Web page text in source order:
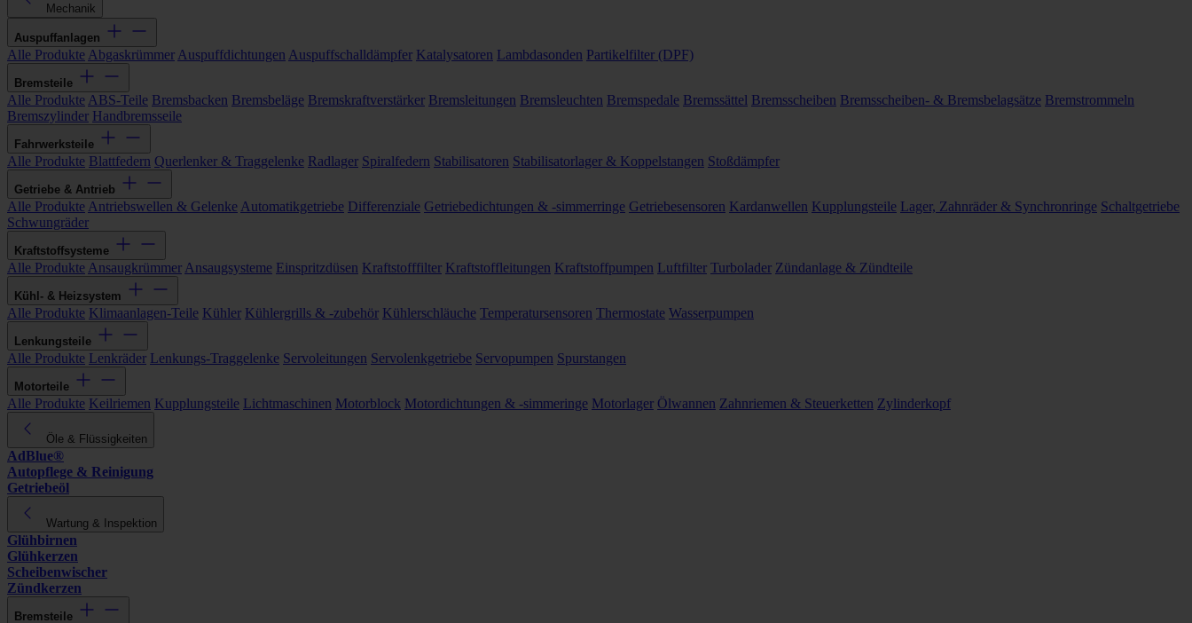
Mechanik
Auspuffanlagen
Alle Produkte Abgaskrümmer Auspuffdichtungen Auspuffschalldämpfer Katalysatoren Lambdasonden Partikelfilter (DPF)
Bremsteile
Alle Produkte ABS-Teile Bremsbacken Bremsbeläge Bremskraftverstärker Bremsleitungen Bremsleuchten Bremspedale Bremssättel Bremsscheiben Bremsscheiben- & Bremsbelagsätze Bremstrommeln
Bremszylinder Handbremsseile
Fahrwerksteile
Alle Produkte Blattfedern Querlenker & Traggelenke Radlager Spiralfedern Stabilisatoren Stabilisatorlager & Koppelstangen Stoßdämpfer
Getriebe & Antrieb
Alle Produkte Antriebswellen & Gelenke Automatikgetriebe Differenziale Getriebedichtungen & -simmerringe Getriebesensoren Kardanwellen Kupplungsteile Lager, Zahnräder & Synchronringe Schaltgetriebe
Schwungräder
Kraftstoffsysteme
Alle Produkte Ansaugkrümmer Ansaugsysteme Einspritzdüsen Kraftstofffilter Kraftstoffleitungen Kraftstoffpumpen Luftfilter Turbolader Zündanlage & Zündteile
Kühl- & Heizsystem
Alle Produkte Klimaanlagen-Teile Kühler Kühlergrills & -zubehör Kühlerschläuche Temperatursensoren Thermostate Wasserpumpen
Lenkungsteile
Alle Produkte Lenkräder Lenkungs-Traggelenke Servoleitungen Servolenkgetriebe Servopumpen Spurstangen
Motorteile
Alle Produkte Keilriemen Kupplungsteile Lichtmaschinen Motorblock Motordichtungen & -simmeringe Motorlager Ölwannen Zahnriemen & Steuerketten Zylinderkopf
Öle & Flüssigkeiten
AdBlue®
Autopflege & Reinigung
Getriebeöl
Wartung & Inspektion
Glühbirnen
Glühkerzen
Scheibenwischer
Zündkerzen
Bremsteile